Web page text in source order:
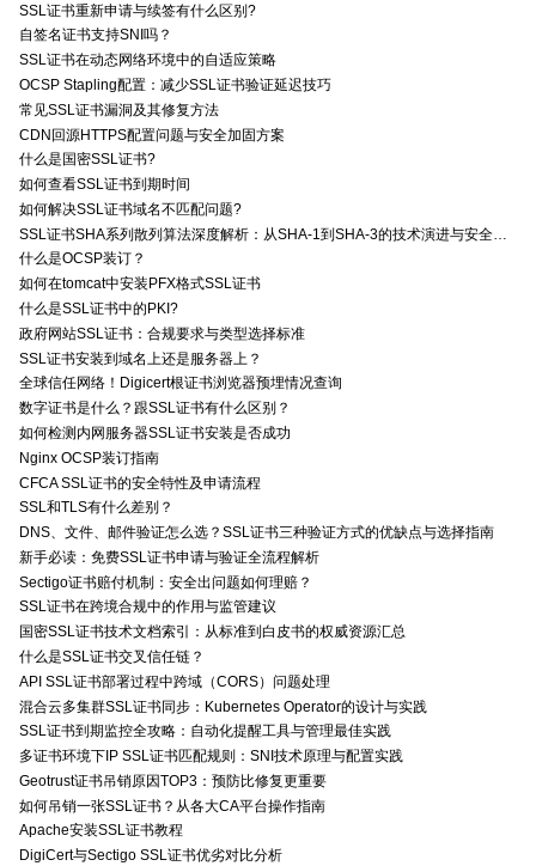
SSL证书重新申请与续签有什么区别?
自签名证书支持SNI吗？
SSL证书在动态网络环境中的自适应策略
OCSP Stapling配置：减少SSL证书验证延迟技巧
常见SSL证书漏洞及其修复方法
CDN回源HTTPS配置问题与安全加固方案
什么是国密SSL证书?
如何查看SSL证书到期时间
如何解决SSL证书域名不匹配问题?
什么是OCSP装订？
如何在tomcat中安装PFX格式SSL证书
什么是SSL证书中的PKI?
政府网站SSL证书：合规要求与类型选择标准
SSL证书安装到域名上还是服务器上？
全球信任网络！Digicert根证书浏览器预埋情况查询
数字证书是什么？跟SSL证书有什么区别？
如何检测内网服务器SSL证书安装是否成功
Nginx OCSP装订指南
CFCA SSL证书的安全特性及申请流程
SSL和TLS有什么差别？
DNS、文件、邮件验证怎么选？SSL证书三种验证方式的优缺点与选择指南
新手必读：免费SSL证书申请与验证全流程解析
Sectigo证书赔付机制：安全出问题如何理赔？
SSL证书在跨境合规中的作用与监管建议
国密SSL证书技术文档索引：从标准到白皮书的权威资源汇总
什么是SSL证书交叉信任链？
API SSL证书部署过程中跨域（CORS）问题处理
混合云多集群SSL证书同步：Kubernetes Operator的设计与实践
SSL证书到期监控全攻略：自动化提醒工具与管理最佳实践
多证书环境下IP SSL证书匹配规则：SNI技术原理与配置实践
Geotrust证书吊销原因TOP3：预防比修复更重要
如何吊销一张SSL证书？从各大CA平台操作指南
Apache安装SSL证书教程
DigiCert与Sectigo SSL证书优劣对比分析